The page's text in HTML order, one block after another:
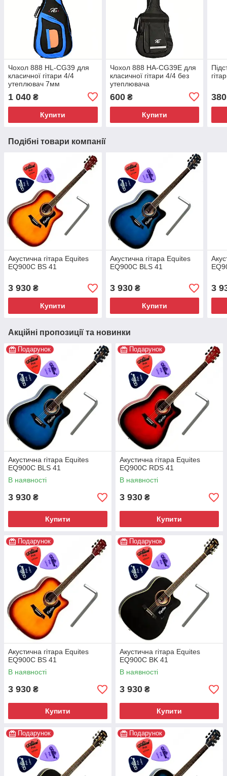
Чохол 888 HL-CG39 для
класичної гітари 4/4
утеплювач 7мм
1 040 ₴
Купити
Чохол 888 HA-CG39E для
класичної гітари 4/4 без
утеплювача
600₴
Купити
380
Подібні товари компанії
Акустична гітара Equites
EQ900C BS 41
3 930 ₴
Купити
Акустична гітара Equites
EQ900C BLS 41
3 930₴
Купити
3
Акційні пропозиції та новинки
Подарунок
Акустична гітара Equites
EQ900C BLS 41
В наявності
3 930 ₴
Купити
Подарунок
Акустична гітара Equites
EQ900C RDS 41
В наявності
3 930 ₴
Купити
Подарунок
Акустична гітара Equites
EQ900C BS 41
В наявності
3 930 ₴
Купити
Подарунок
Акустична гітара Equites
EQ900C BK 41
В наявності
3 930 ₴
Купити
Подарунок Подарунок